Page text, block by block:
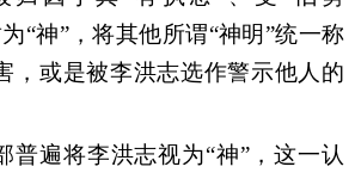
“神”，将其他所谓“神明”统一称
，或是被李洪志选作警示他人的
普遍将李洪志视为“神”，这一认